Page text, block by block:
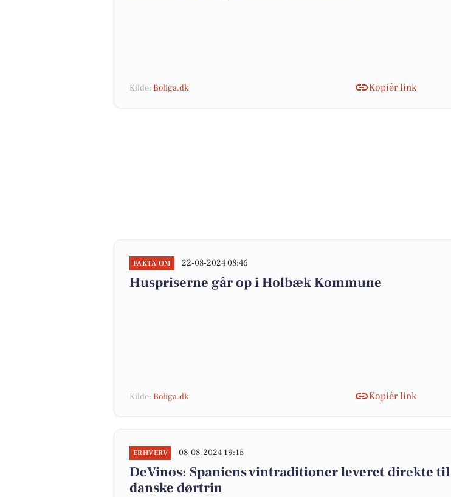
Kilde: Boliga.dk Kopiér link
FAKTA OM 22-08-2024 08:46
Huspriserne går op i Holbæk Kommune
Kilde: Boliga.dk Kopiér link
ERHVERV 08-08-2024 19:15
DeVinos: Spaniens vintraditioner leveret direkte til
danske dørtrin